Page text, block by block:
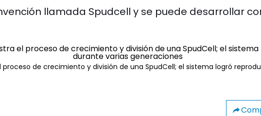
llamada Spudcell y se puede desarrollar
de crecimiento y división de una SpudCell; el sistema logró